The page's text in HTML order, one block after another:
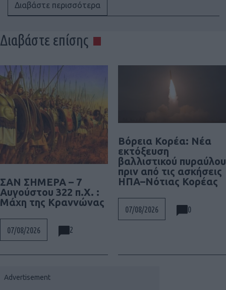
Διαβάστε περισσότερα
Διαβάστε επίσης
ΣΑΝ ΣΗΜΕΡΑ – 7
Αυγούστου 322 π.Χ. :
Μάχη της Κραννώνας
07/08/2026 2
Βόρεια Κορέα: Νέα
εκτόξευση
βαλλιστικού πυραύλου
πριν από τις ασκήσεις
ΗΠΑ–Νότιας Κορέας
07/08/2026 0